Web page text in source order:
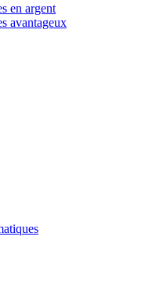
en argent
avantageux